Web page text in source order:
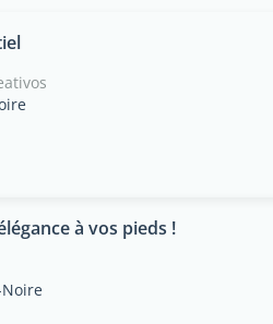
à vos pieds !